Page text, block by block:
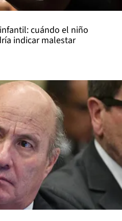
cuándo el niño
indicar malestar